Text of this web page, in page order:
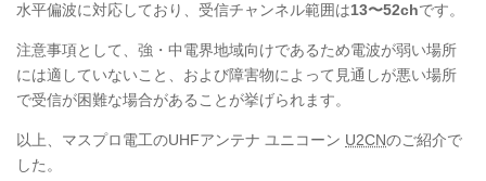
水平偏波に対応しており、受信チャンネル範囲は13〜52chです。
注意事項として、強・中電界地域向けであるため電波が弱い場所
には適していないこと、および障害物によって見通しが悪い場所
で受信が困難な場合があることが挙げられます。
以上、マスプロ電工のUHFアンテナ ユニコーン U2CNのご紹介で
した。